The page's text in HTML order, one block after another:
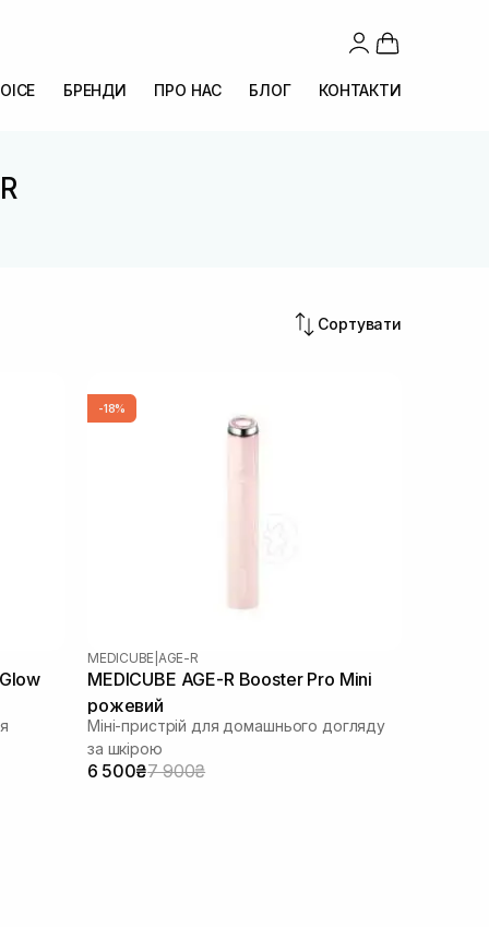
БРЕНДИ ПРО НАС БЛОГ КОНТАКТИ
Сортувати
-18%
MEDICUBE AGE-R
MEDICUBE AGE-R Booster Pro Mini
рожевий
Міні-пристрій для домашнього догляду
за шкірою
6 500₴7 900₴